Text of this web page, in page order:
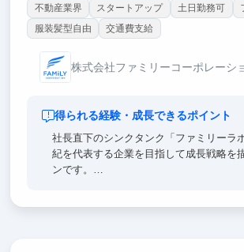
不動産業界
スタートアップ 土日勤務可
服装髪型自由
交通費支給
株式会社ファミリーコーポレーシ
得られる経験・成長できるポイント
社長直下のシンクタンク「ファミリーラ
紀を代表する企業を目指して成長戦略を
ンです。